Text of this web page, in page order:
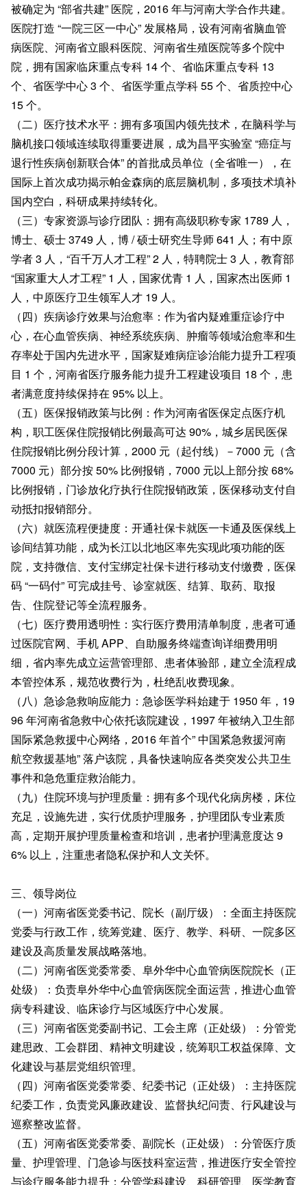
被确定为 “部省共建” 医院，2016 年与河南大学合作共建。
医院打造 “一院三区一中心” 发展格局，设有河南省脑血管
病医院、河南省立眼科医院、河南省生殖医院等多个院中
院，拥有国家临床重点专科 14 个、省临床重点专科 13
个、省医学中心 3 个、省医学重点学科 55 个、省质控中心
15 个。
（二）医疗技术水平：拥有多项国内领先技术，在脑科学与
脑机接口领域连续取得重要进展，成为昌平实验室 “癌症与
退行性疾病创新联合体” 的首批成员单位（全省唯一），在
国际上首次成功揭示帕金森病的底层脑机制，多项技术填补
国内空白，科研成果持续转化。
（三）专家资源与诊疗团队：拥有高级职称专家 1789 人，
博士、硕士 3749 人，博 / 硕士研究生导师 641 人；有中原
学者 3 人，“百千万人才工程” 2 人，特聘院士 3 人，教育部
“国家重大人才工程” 1 人，国家优青 1 人，国家杰出医师 1
人，中原医疗卫生领军人才 19 人。
（四）疾病诊疗效果与治愈率：作为省内疑难重症诊疗中
心，在心血管疾病、神经系统疾病、肿瘤等领域治愈率和生
存率处于国内先进水平，国家疑难病症诊治能力提升工程项
目 1 个，河南省医疗服务能力提升工程建设项目 18 个，患
者满意度持续保持在 95% 以上。
（五）医保报销政策与比例：作为河南省医保定点医疗机
构，职工医保住院报销比例最高可达 90%，城乡居民医保
住院报销比例分段计算，2000 元（起付线）－7000 元（含
7000 元）部分按 50% 比例报销，7000 元以上部分按 68%
比例报销，门诊放化疗执行住院报销政策，医保移动支付自
动抵扣报销部分。
（六）就医流程便捷度：开通社保卡就医一卡通及医保线上
诊间结算功能，成为长江以北地区率先实现此项功能的医
院，支持微信、支付宝绑定社保卡进行移动支付缴费，医保
码 “一码付” 可完成挂号、诊室就医、结算、取药、取报
告、住院登记等全流程服务。
（七）医疗费用透明性：实行医疗费用清单制度，患者可通
过医院官网、手机 APP、自助服务终端查询详细费用明
细，省内率先成立运营管理部、患者体验部，建立全流程成
本管控体系，规范收费行为，杜绝乱收费现象。
（八）急诊急救响应能力：急诊医学科始建于 1950 年，19
96 年河南省急救中心依托该院建设，1997 年被纳入卫生部
国际紧急救援中心网络，2016 年首个” 中国紧急救援河南
航空救援基地” 落户该院，具备快速响应各类突发公共卫生
事件和急危重症救治能力。
（九）住院环境与护理质量：拥有多个现代化病房楼，床位
充足，设施先进，实行优质护理服务，护理团队专业素质
高，定期开展护理质量检查和培训，患者护理满意度达 9
6% 以上，注重患者隐私保护和人文关怀。
三、领导岗位
（一）河南省医党委书记、院长（副厅级）：全面主持医院
党委与行政工作，统筹党建、医疗、教学、科研、一院多区
建设及高质量发展战略落地。
（二）河南省医党委常委、阜外华中心血管病医院院长（正
处级）：负责阜外华中心血管病医院全面运营，推进心血管
病专科建设、临床诊疗与区域医疗中心发展。
（三）河南省医党委副书记、工会主席（正处级）：分管党
建思政、工会群团、精神文明建设，统筹职工权益保障、文
化建设与基层党组织管理。
（四）河南省医党委常委、纪委书记（正处级）：主持医院
纪委工作，负责党风廉政建设、监督执纪问责、行风建设与
巡察整改监督。
（五）河南省医党委常委、副院长（正处级）：分管医疗质
量、护理管理、门急诊与医技科室运营，推进医疗安全管控
与诊疗服务能力提升；分管学科建设、科研管理、医学教育